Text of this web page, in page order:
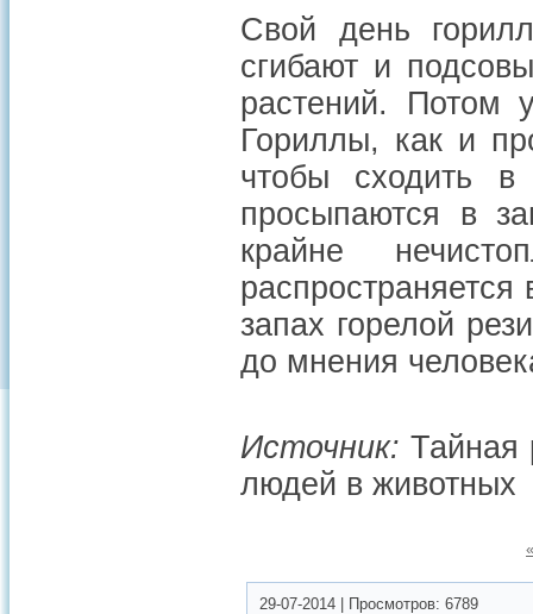
Свой день
сгибают и
растений. Потом
Гориллы, как и
чтобы сходить
просыпаются в
крайне
запах горелой
до мнения
Источник: Тайная
людей в животных
29-07-2014 Просмотров: 6789